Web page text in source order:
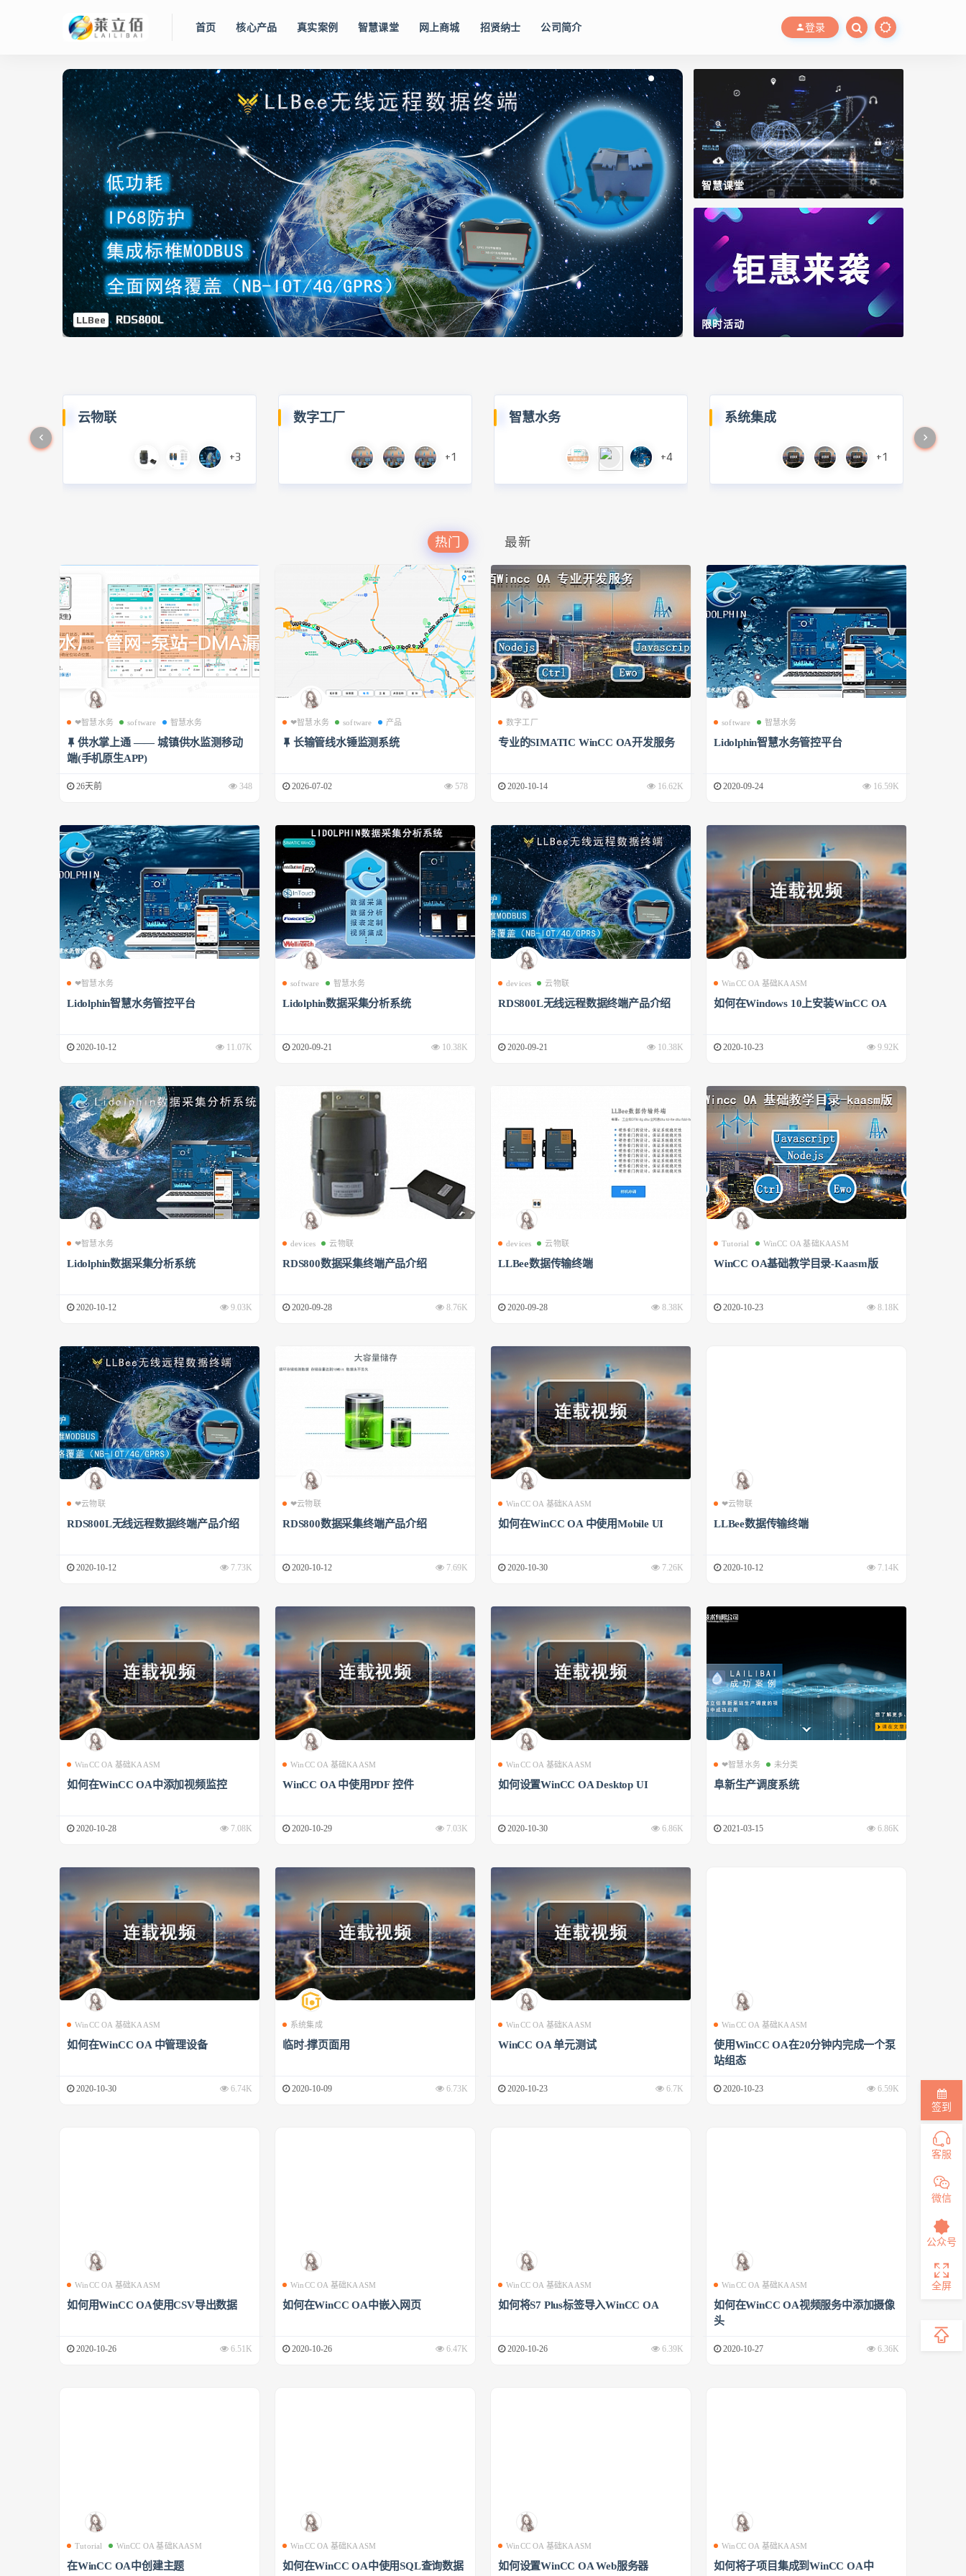
首页 核心产品 真实案例 智慧课堂 网上商城 招贤纳士 公司简介 登录
LLBee RDS800L 数字工厂
智慧课堂
限时活动
云物联
+3
数字工厂
+1
智慧水务
+4
系统集成
+1
热门 最新
❤智慧水务 software 智慧水务
供水掌上通 —— 城镇供水监测移动
端(手机原生APP)
26天前 348
❤智慧水务 software 产品
长输管线水锤监测系统
2026-07-02 578
数字工厂
专业的SIMATIC WinCC OA开发服务
2020-10-14 16.62K
software 智慧水务
Lidolphin智慧水务管控平台
2020-09-24 16.59K
❤智慧水务
Lidolphin智慧水务管控平台
2020-10-12 11.07K
software 智慧水务
Lidolphin数据采集分析系统
2020-09-21 10.38K
devices 云物联
RDS800L无线远程数据终端产品介绍
2020-09-21 10.38K
WinCC OA 基础KAASM
如何在Windows 10上安装WinCC OA
2020-10-23 9.92K
❤智慧水务
Lidolphin数据采集分析系统
2020-10-12 9.03K
devices 云物联
RDS800数据采集终端产品介绍
2020-09-28 8.76K
devices 云物联
LLBee数据传输终端
2020-09-28 8.38K
Tutorial WinCC OA 基础KAASM
WinCC OA基础教学目录-Kaasm版
2020-10-23 8.18K
❤云物联
RDS800L无线远程数据终端产品介绍
2020-10-12 7.73K
❤云物联
RDS800数据采集终端产品介绍
2020-10-12 7.69K
WinCC OA 基础KAASM
如何在WinCC OA 中使用Mobile UI
2020-10-30 7.26K
❤云物联
LLBee数据传输终端
2020-10-12 7.14K
WinCC OA 基础KAASM
如何在WinCC OA中添加视频监控
2020-10-28 7.08K
WinCC OA 基础KAASM
WinCC OA 中使用PDF 控件
2020-10-29 7.03K
WinCC OA 基础KAASM
如何设置WinCC OA Desktop UI
2020-10-30 6.86K
❤智慧水务 未分类
阜新生产调度系统
2021-03-15 6.86K
WinCC OA 基础KAASM
如何在WinCC OA 中管理设备
2020-10-30 6.74K
系统集成
临时-撑页面用
2020-10-09 6.73K
WinCC OA 基础KAASM
WinCC OA 单元测试
2020-10-23 6.7K
WinCC OA 基础KAASM
使用WinCC OA在20分钟内完成一个泵
站组态
2020-10-23 6.59K
WinCC OA 基础KAASM
如何用WinCC OA使用CSV导出数据
2020-10-26 6.51K
WinCC OA 基础KAASM
如何在WinCC OA中嵌入网页
2020-10-26 6.47K
WinCC OA 基础KAASM
如何将S7 Plus标签导入WinCC OA
2020-10-26 6.39K
WinCC OA 基础KAASM
如何在WinCC OA视频服务中添加摄像
头
2020-10-27 6.36K
Tutorial WinCC OA 基础KAASM
在WinCC OA中创建主题
WinCC OA 基础KAASM
如何在WinCC OA中使用SQL查询数据
WinCC OA 基础KAASM
如何设置WinCC OA Web服务器
WinCC OA 基础KAASM
如何将子项目集成到WinCC OA中
签到
客服
微信
公众号
全屏